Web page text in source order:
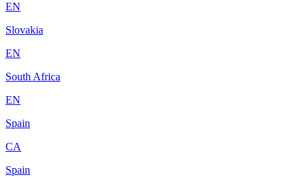
EN
Slovakia
EN
South Africa
EN
Spain
CA
Spain